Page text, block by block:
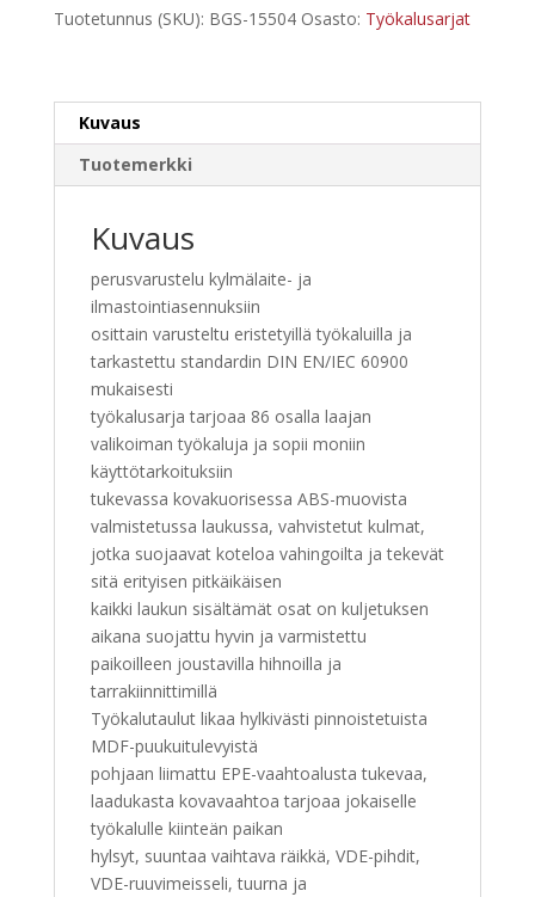
os.
Tuotetunnus (SKU): BGS-15504 Osasto: Työkalusarjat
Kuvaus
Tuotemerkki
Kuvaus
perusvarustelu kylmälaite- ja
ilmastointiasennuksiin
osittain varusteltu eristetyillä työkaluilla ja
tarkastettu standardin DIN EN/IEC 60900
mukaisesti
työkalusarja tarjoaa 86 osalla laajan
valikoiman työkaluja ja sopii moniin
käyttötarkoituksiin
tukevassa kovakuorisessa ABS-muovista
valmistetussa laukussa, vahvistetut kulmat,
jotka suojaavat koteloa vahingoilta ja tekevät
sitä erityisen pitkäikäisen
kaikki laukun sisältämät osat on kuljetuksen
aikana suojattu hyvin ja varmistettu
paikoilleen joustavilla hihnoilla ja
tarrakiinnittimillä
Työkalutaulut likaa hylkivästi pinnoistetuista
MDF-puukuitulevyistä
pohjaan liimattu EPE-vaahtoalusta tukevaa,
laadukasta kovavaahtoa tarjoaa jokaiselle
työkalulle kiinteän paikan
hylsyt, suuntaa vaihtava räikkä, VDE-pihdit,
VDE-ruuvimeisseli, tuurna ja